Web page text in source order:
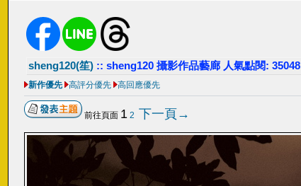
sheng120(笙) :: sheng120 攝影作品藝廊 人氣點閱: 35048
新作優先 高評分優先 高回應優先
前往頁面 1 2 下一頁→